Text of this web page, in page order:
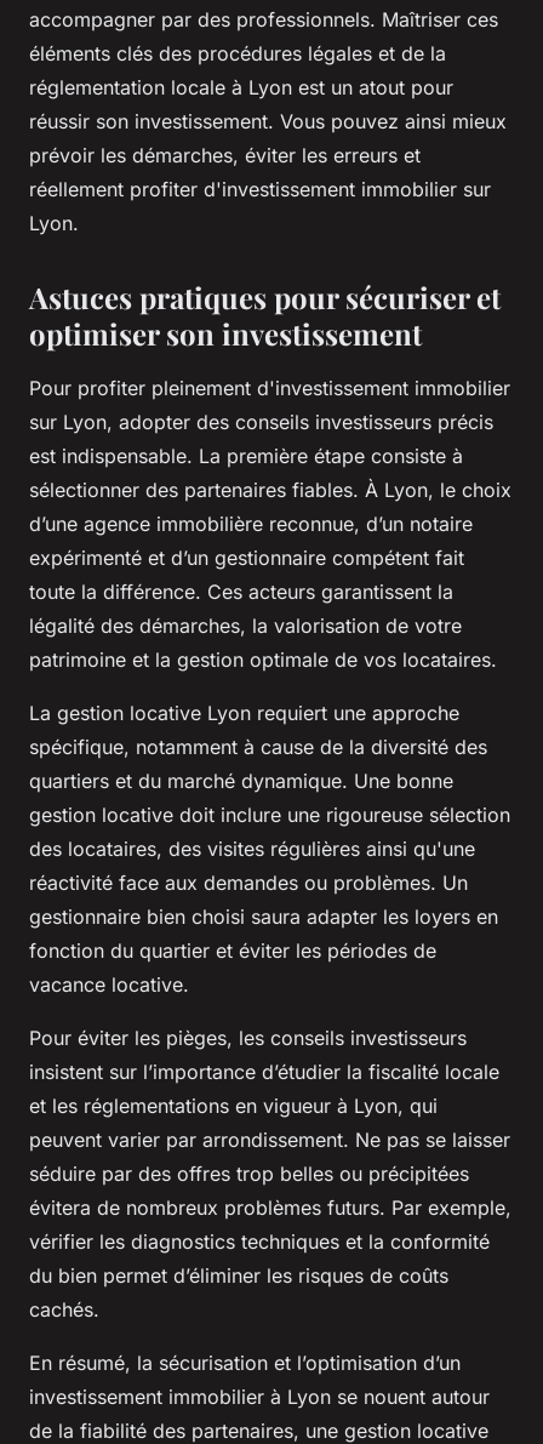
accompagner par des professionnels. Maîtriser ces
éléments clés des procédures légales et de la
réglementation locale à Lyon est un atout pour
réussir son investissement. Vous pouvez ainsi mieux
prévoir les démarches, éviter les erreurs et
réellement profiter d'investissement immobilier sur
Lyon.
Astuces pratiques pour sécuriser et
optimiser son investissement
Pour profiter pleinement d'investissement immobilier
sur Lyon, adopter des conseils investisseurs précis
est indispensable. La première étape consiste à
sélectionner des partenaires fiables. À Lyon, le choix
d’une agence immobilière reconnue, d’un notaire
expérimenté et d’un gestionnaire compétent fait
toute la différence. Ces acteurs garantissent la
légalité des démarches, la valorisation de votre
patrimoine et la gestion optimale de vos locataires.
La gestion locative Lyon requiert une approche
spécifique, notamment à cause de la diversité des
quartiers et du marché dynamique. Une bonne
gestion locative doit inclure une rigoureuse sélection
des locataires, des visites régulières ainsi qu'une
réactivité face aux demandes ou problèmes. Un
gestionnaire bien choisi saura adapter les loyers en
fonction du quartier et éviter les périodes de
vacance locative.
Pour éviter les pièges, les conseils investisseurs
insistent sur l’importance d’étudier la fiscalité locale
et les réglementations en vigueur à Lyon, qui
peuvent varier par arrondissement. Ne pas se laisser
séduire par des offres trop belles ou précipitées
évitera de nombreux problèmes futurs. Par exemple,
vérifier les diagnostics techniques et la conformité
du bien permet d’éliminer les risques de coûts
cachés.
En résumé, la sécurisation et l’optimisation d’un
investissement immobilier à Lyon se nouent autour
de la fiabilité des partenaires, une gestion locative